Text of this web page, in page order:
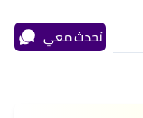
تحدث معي